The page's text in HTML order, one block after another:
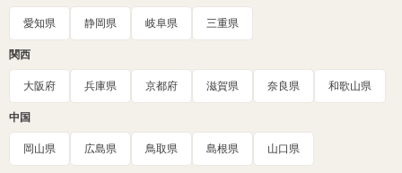
愛知県 静岡県 岐阜県 三重県
関西
大阪府 兵庫県 京都府 滋賀県 奈良県 和歌山県
中国
岡山県 広島県 鳥取県 島根県 山口県